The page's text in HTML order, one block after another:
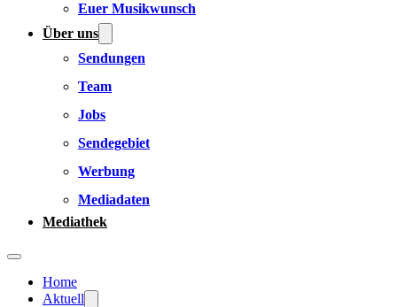
Euer Musikwunsch
Über uns
Sendungen
Team
Jobs
Sendegebiet
Werbung
Mediadaten
Mediathek
Home
Aktuell